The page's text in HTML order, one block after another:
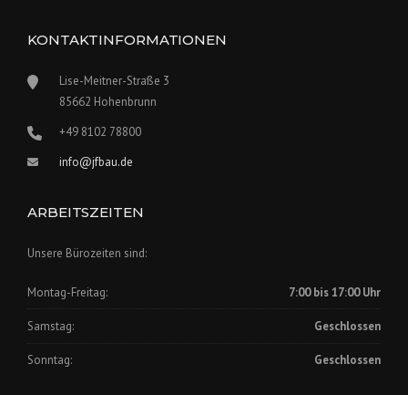
KONTAKTINFORMATIONEN
Lise-Meitner-Straße 3
85662 Hohenbrunn
+49 8102 78800
info@jfbau.de
ARBEITSZEITEN
Unsere Bürozeiten sind:
Montag-Freitag: 7:00 bis 17:00 Uhr
Samstag: Geschlossen
Sonntag: Geschlossen